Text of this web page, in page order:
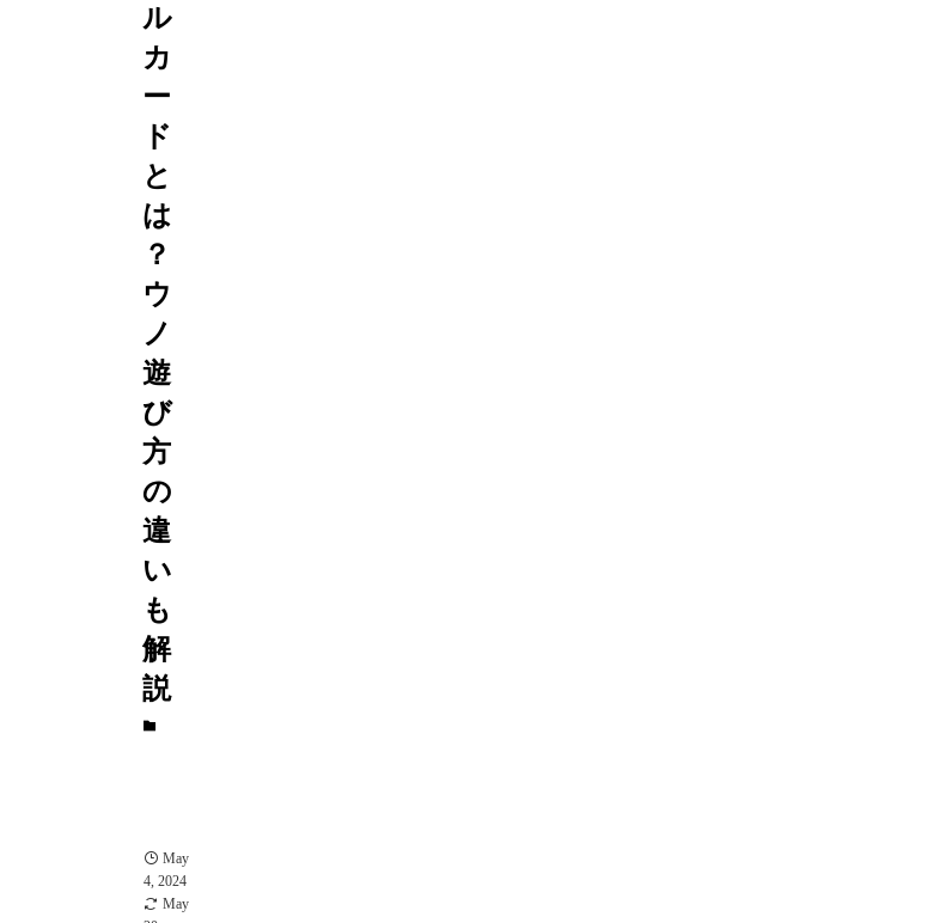
ル
カ
ー
ド
と
は
？
ウ
ノ
遊
び
方
の
違
い
も
解
説
May
4, 2024
May